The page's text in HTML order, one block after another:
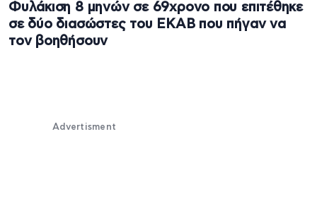
Φυλάκιση 8 μηνών σε 69χρονο που επιτέθηκε
σε δύο διασώστες του ΕΚΑΒ που πήγαν να
τον βοηθήσουν
Advertisment